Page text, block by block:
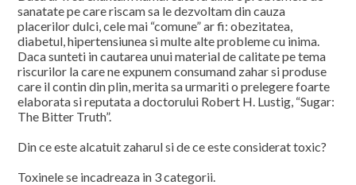
sanatate pe care riscam sa le dezvoltam din cauza
placerilor dulci, cele mai “comune” ar fi: obezitatea,
diabetul, hipertensiunea si multe alte probleme cu inima.
Daca sunteti in cautarea unui material de calitate pe tema
riscurilor la care ne expunem consumand zahar si produse
care il contin din plin, merita sa urmariti o prelegere foarte
elaborata si reputata a doctorului Robert H. Lustig, “Sugar:
The Bitter Truth”.
Din ce este alcatuit zaharul si de ce este considerat toxic?
Toxinele se incadreaza in 3 categorii.